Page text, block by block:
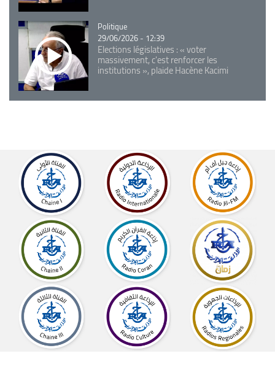
Catégorie
Politique
29/06/2026 - 12:39
Elections législatives : « voter
massivement, c'est renforcer les
institutions », plaide Hacène Kacimi